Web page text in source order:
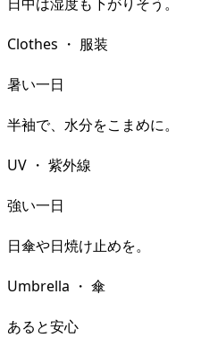
Clothes ・ 服装
暑い一日
半袖で、水分をこまめに。
UV ・ 紫外線
強い一日
日傘や日焼け止めを。
Umbrella ・ 傘
あると安心